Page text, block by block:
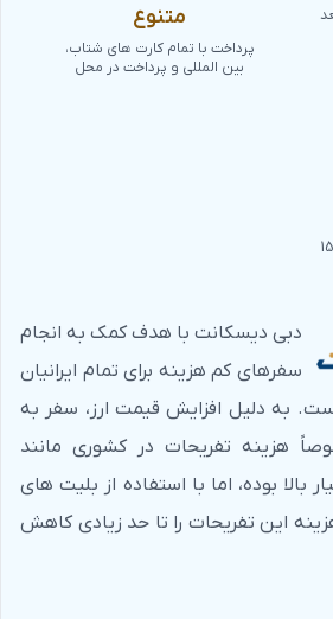
متنوع
پرداخت با تمام کارت های شتاب،
بین المللی و پرداخت در محل
دریافت سفارشات در کمتر از 15
دبی دیسکانت با هدف کمک به انجام
سفرهای کم هزینه برای تمام ایرانیان
به دلیل افزایش قیمت ارز، سفر به
هزینه تفریحات در کشوری مانند
بالا بوده، اما با استفاده از بلیت های
این تفریحات را تا حد زیادی کاهش